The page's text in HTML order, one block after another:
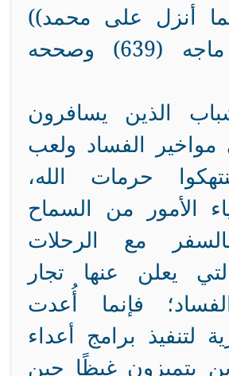
أنزل على محمد))
رواه ابن ماجه (639) وصححه
الذين يسافرون
الفساد ولعب
حرمات الله،
الأمور من السماح
مع الرحلات
يعلن عنها تجار
فإنما أُعدت
لتنفيذ برامج أعداء
يتميزون غيظًا حين